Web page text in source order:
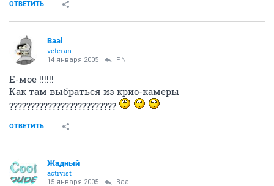
ОТВЕТИТЬ
Baal
veteran
14 января 2005 PN
Е-мое !!!!!!
Как там выбраться из крио-камеры
?????????????????????????
ОТВЕТИТЬ
Жадный
activist
15 января 2005 Baal